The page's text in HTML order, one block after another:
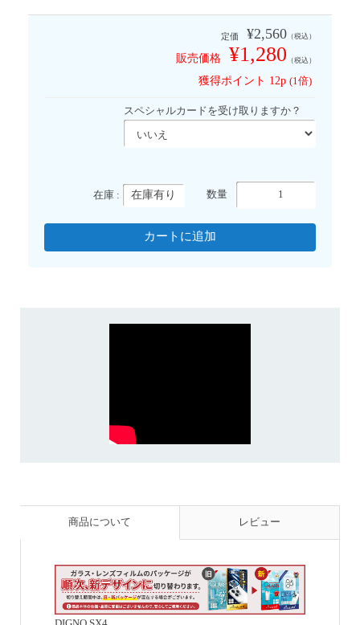
定価 ¥2,560 （税込）
販売価格 ¥1,280 （税込）
獲得ポイント 12p (1倍)
スペシャルカードを受け取りますか？
数量
在庫 : 在庫有り
商品について レビュー